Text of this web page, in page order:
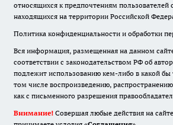
относящихся к предпочтениям пользователей
находящихся на территории Российской
Политика конфиденциальности и обработки
Вся информация, размещенная на данном
соответствии с законодательством РФ об
подлежит использованию кем-либо в какой
том числе воспроизведению,
как с письменного разрешения
Внимание! Совершая любые действия на